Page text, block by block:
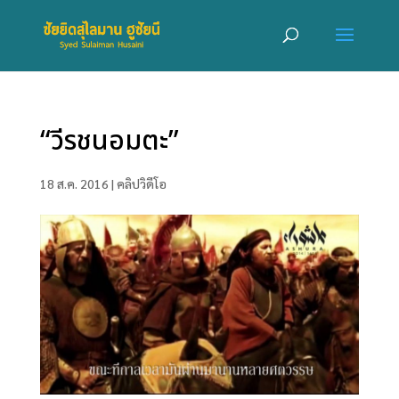
“วีรชนอมตะ”
18 ส.ค. 2016 | คลิปวิดีโอ